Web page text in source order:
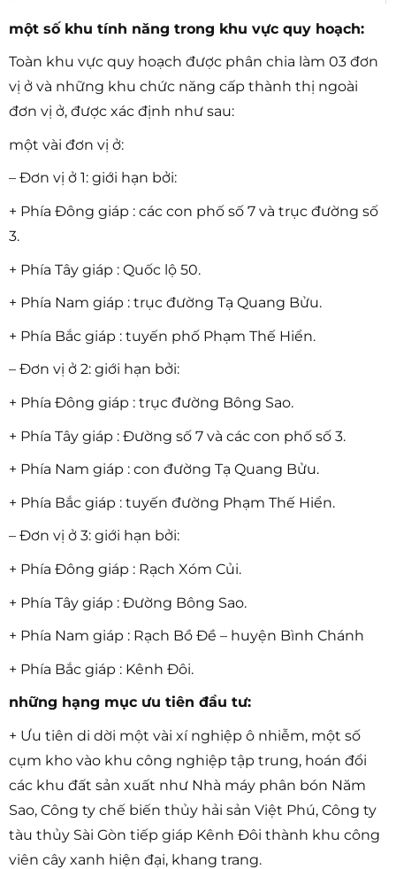
một số khu tính năng trong khu vực quy hoạch:
Toàn khu vực quy hoạch được phân chia làm 03 đơn
vị ở và những khu chức năng cấp thành thị ngoài
đơn vị ở, được xác định như sau:
một vài đơn vị ở:
– Đơn vị ở 1: giới hạn bởi:
+ Phía Đông giáp : các con phố số 7 và trục đường số
3.
+ Phía Tây giáp : Quốc lộ 50.
+ Phía Nam giáp : trục đường Tạ Quang Bửu.
+ Phía Bắc giáp : tuyến phố Phạm Thế Hiển.
– Đơn vị ở 2: giới hạn bởi:
+ Phía Đông giáp : trục đường Bông Sao.
+ Phía Tây giáp : Đường số 7 và các con phố số 3.
+ Phía Nam giáp : con đường Tạ Quang Bửu.
+ Phía Bắc giáp : tuyến đường Phạm Thế Hiển.
– Đơn vị ở 3: giới hạn bởi:
+ Phía Đông giáp : Rạch Xóm Củi.
+ Phía Tây giáp : Đường Bông Sao.
+ Phía Nam giáp : Rạch Bồ Đề – huyện Bình Chánh
+ Phía Bắc giáp : Kênh Đôi.
những hạng mục ưu tiên đầu tư:
+ Ưu tiên di dời một vài xí nghiệp ô nhiễm, một số
cụm kho vào khu công nghiệp tập trung, hoán đổi
các khu đất sản xuất như Nhà máy phân bón Năm
Sao, Công ty chế biến thủy hải sản Việt Phú, Công ty
tàu thủy Sài Gòn tiếp giáp Kênh Đôi thành khu công
viên cây xanh hiện đại, khang trang.